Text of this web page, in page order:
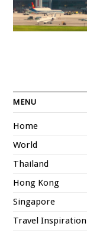
MENU
Home
World
Thailand
Hong Kong
Singapore
Travel Inspiration